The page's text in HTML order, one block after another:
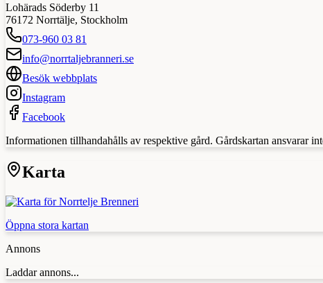
Lohärads Söderby 11
76172 Norrtälje, Stockholm
073-960 03 81
info@norrtaljebranneri.se
Besök webbplats
Instagram
Facebook
Informationen tillhandahålls av respektive gård. Gårdskartan ansvarar
Karta
Öppna stora kartan
Annons
Laddar annons...